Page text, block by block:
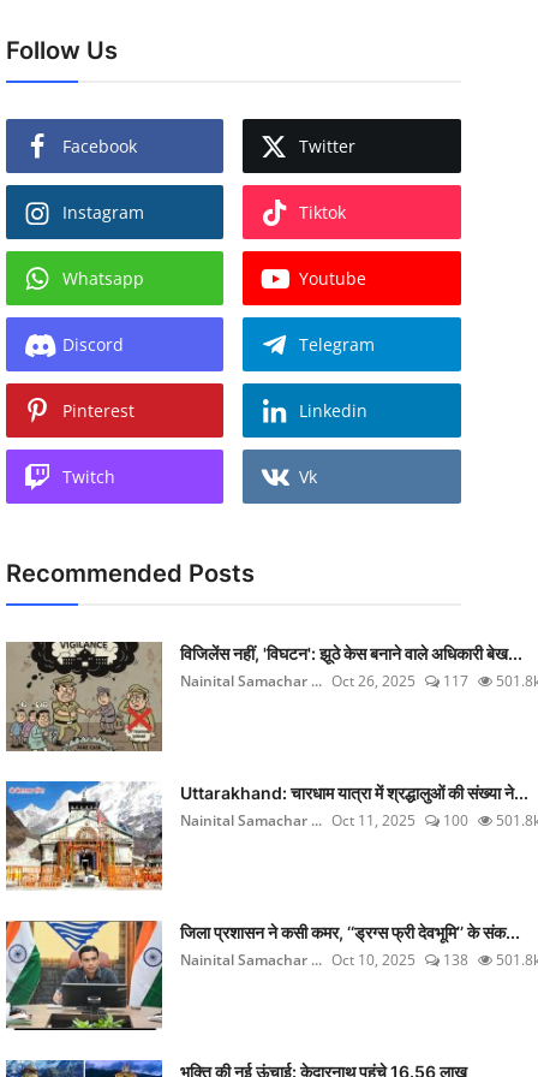
Follow Us
Facebook Twitter
Instagram Tiktok
Whatsapp Youtube
Discord Telegram
Pinterest Linkedin
Twitch Vk
Recommended Posts
विजिलेंस नहीं, 'विघटन': झूठे केस बनाने वाले अधिकारी बेख...
Nainital Samachar ... Oct 26, 2025 117
Uttarakhand: चारधाम यात्रा में श्रद्धालुओं की संख्या ने...
Nainital Samachar ... Oct 11, 2025 100
जिला प्रशासन ने कसी कमर, ‘‘ड्रग्स फ्री देवभूमि’’ के संक...
Nainital Samachar ... Oct 10, 2025 138
भक्ति की नई ऊंचाई: केदारनाथ पहुंचे 16.56 लाख